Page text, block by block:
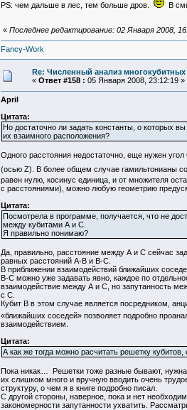
PS: чем дальше в лес, тем больше дров. В
« Последнее редактирование: 02 Января 2008,
Fancy-Work
Re: Численный анализ многокубитных
« Ответ #158 : 05 Января 2008, 23:12:19 »
April
Цитата:
Но достаточно ли задать константы, о которых
их взаимного расположения?
Одного расстояния недостаточно, еще нужен угол
(осью Z). В более общем случае гамильтонианы
равен нулю, косинус единица, и от множителя
с расстояниями), можно любую геометрию
Цитата:
Посмотрела в программе, получается, что не
между кубитами А и С.
Я правильно понимаю?
Да, правильно, расстояние между А и С сейчас
равных расстояний А-В и В-С.
В приближении взаимодействий ближайших
В-С можно уже задавать явно, каждое по
взаимодействие между А и С, но запутанность
с С.
Кубит В в этом случае является посредником,
«ближайших соседей» позволяет подробно
взаимодействием.
Цитата:
А как же тогда можно расчитать решетку
Пока никак… Решетки тоже разные бывают, нужна
их слишком много и вручную вводить очень
структуру, о чем я в книге подробно писал.
С другой стороны, наверное, пока и нет
закономерности запутанности ухватить.